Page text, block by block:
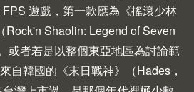
遊戲，第一款應為《搖滾少林
Rock'n Shaolin: Legend of Seven
或者若是以整個東亞地區為討論範
自韓國的《末日戰神》（Hades，